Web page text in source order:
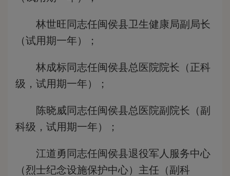
林世旺同志任闽侯县卫生健康局副局长
（试用期一年）；
林成标同志任闽侯县总医院院长（正科
级，试用期一年）；
陈晓威同志任闽侯县总医院副院长（副
科级，试用期一年）；
江道勇同志任闽侯县退役军人服务中心
（烈士纪念设施保护中心）主任（副科